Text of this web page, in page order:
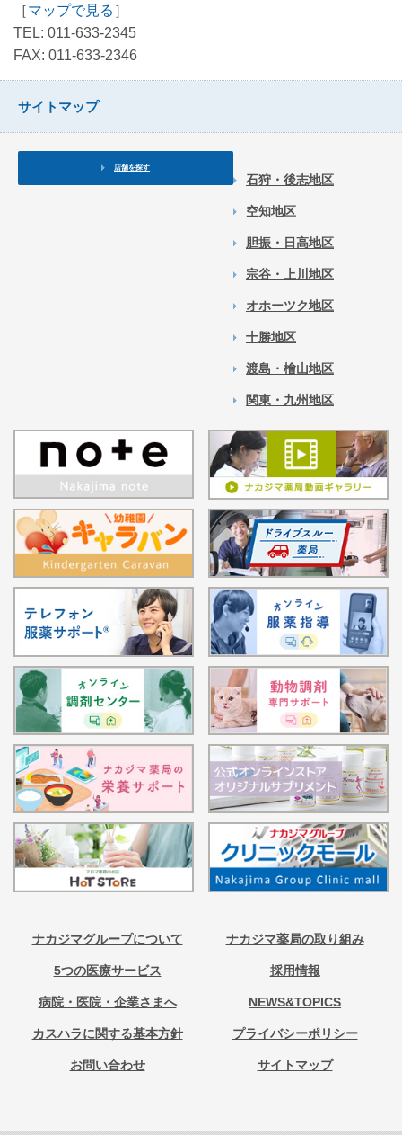
［マップで見る ］
TEL: 011-633-2345
FAX: 011-633-2346
サイトマップ
店舗を探す
石狩・後志地区
空知地区
胆振・日高地区
宗谷・上川地区
オホーツク地区
十勝地区
渡島・檜山地区
関東・九州地区
ナカジマグループについて ナカジマ薬局の取り組み
5つの医療サービス 採用情報
病院・医院・企業さまへ NEWS&TOPICS
カスハラに関する基本方針 プライバシーポリシー
お問い合わせ サイトマップ